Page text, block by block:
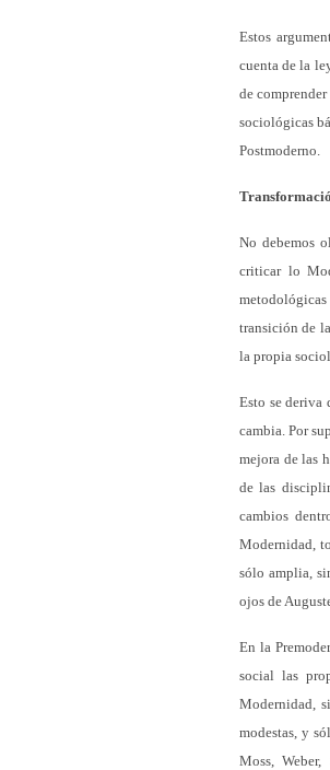
Estos
cuenta de la
de
sociológicas
Postmoderno.
No debemos
criticar lo
transición de
la propia
Esto se deriva
cambia. Por
mejora de las
de las
cambios
Modernidad,
sólo amplia,
ojos de
En la
social las
Modernidad,
modestas, y
Moss,